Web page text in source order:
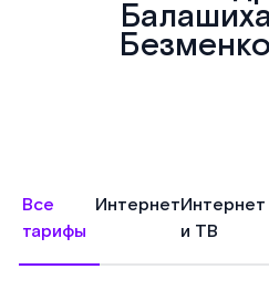
Все
тарифы
ИнтернетИнтернет
и ТВ